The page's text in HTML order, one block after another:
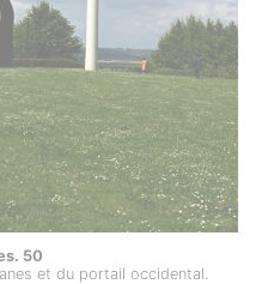
50
et du portail occidental.